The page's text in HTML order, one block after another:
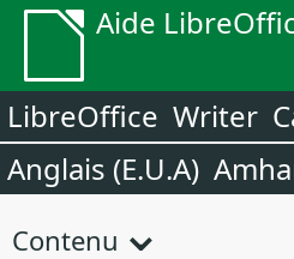
Aide
LibreOffice Writer
Anglais (E.U.A)
Contenu